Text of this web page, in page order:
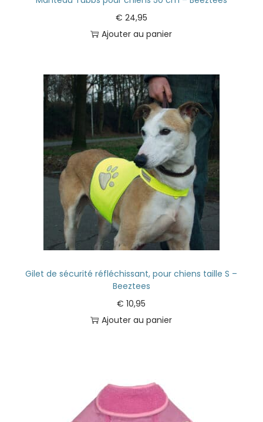
€ 24,95
Ajouter au panier
Gilet de sécurité réfléchissant, pour chiens taille S –
Beeztees
€ 10,95
Ajouter au panier